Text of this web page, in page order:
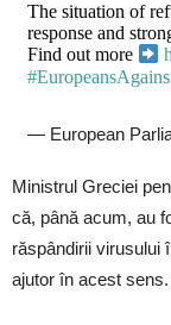
The situation of
response and
Find out more
— European
Ministrul Greciei
că, până acum, au
răspândirii virusului
ajutor în acest sens.